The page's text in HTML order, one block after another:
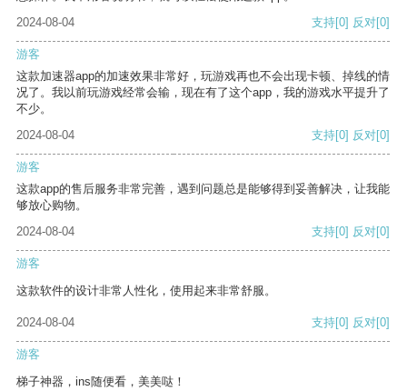
2024-08-04
支持[0] 反对[0]
游客
这款加速器app的加速效果非常好，玩游戏再也不会出现卡顿、掉线的情
况了。我以前玩游戏经常会输，现在有了这个app，我的游戏水平提升了
不少。
2024-08-04
支持[0] 反对[0]
游客
这款app的售后服务非常完善，遇到问题总是能够得到妥善解决，让我能
够放心购物。
2024-08-04
支持[0] 反对[0]
游客
这款软件的设计非常人性化，使用起来非常舒服。
2024-08-04 支持[0] 反对[0]
游客
梯子神器，ins随便看，美美哒！